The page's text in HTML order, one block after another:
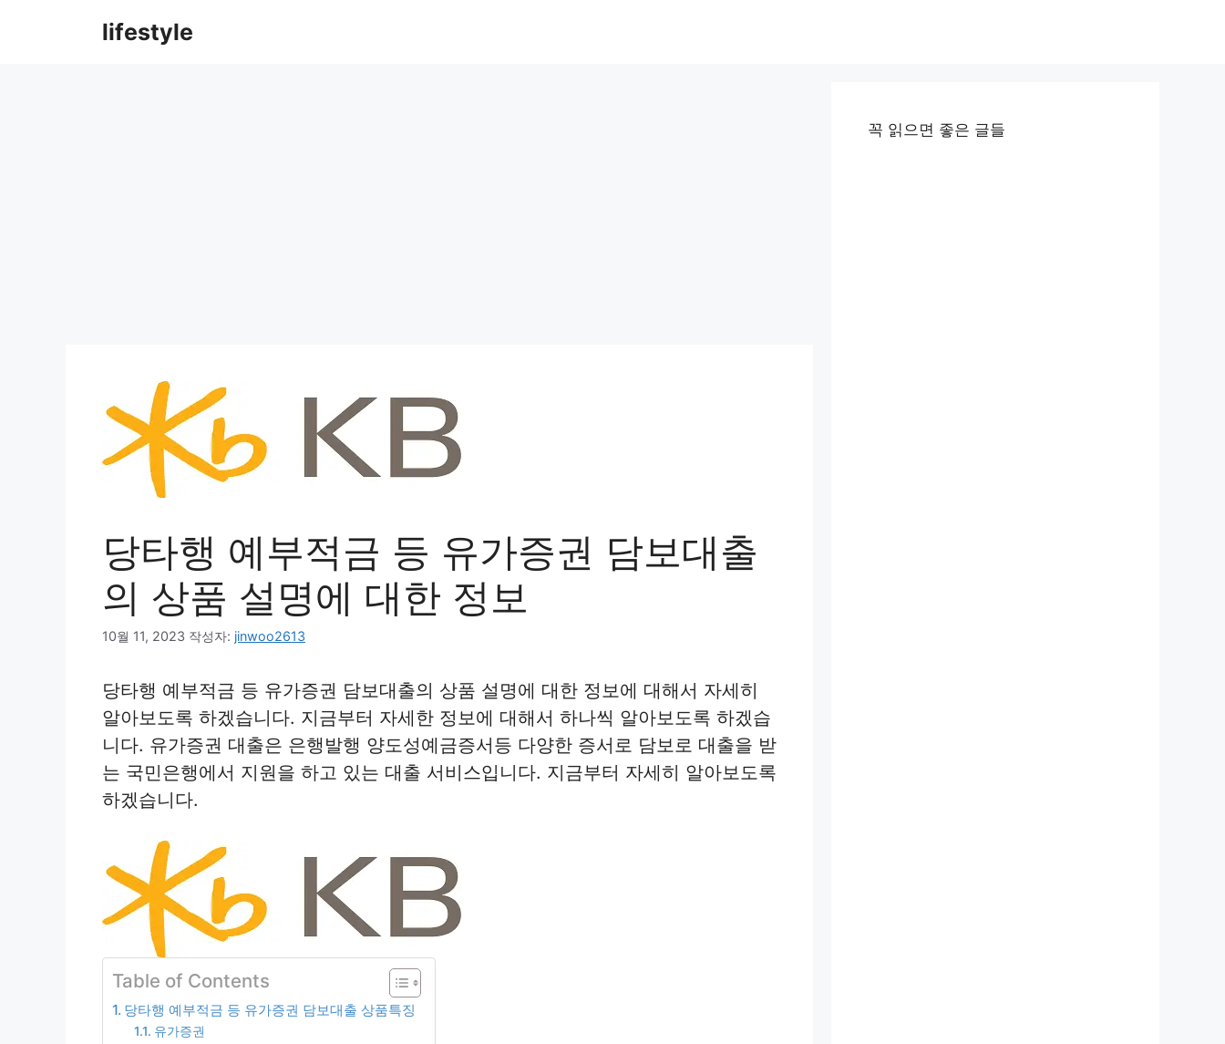
lifestyle
당타행 예부적금 등 유가증권 담보대출
의 상품 설명에 대한 정보
10월 11, 2023 작성자: jinwoo2613
당타행 예부적금 등 유가증권 담보대출의 상품 설명에 대한 정보에 대해서 자세히
알아보도록 하겠습니다. 지금부터 자세한 정보에 대해서 하나씩 알아보도록 하겠습
니다. 유가증권 대출은 은행발행 양도성예금증서등 다양한 증서로 담보로 대출을 받
는 국민은행에서 지원을 하고 있는 대출 서비스입니다. 지금부터 자세히 알아보도록
하겠습니다.
Table of Contents
당타행 예부적금 등 유가증권 담보대출 상품특징
유가증권
꼭 읽으면 좋은 글들